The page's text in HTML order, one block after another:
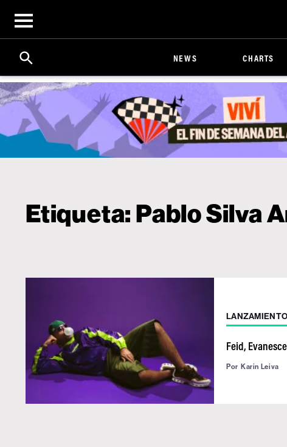
Open
menu
Search
Click
Expand
Search
Input
NEWS CHARTS
Etiqueta: Pablo Silva
Feid,
Por Karin Leiva